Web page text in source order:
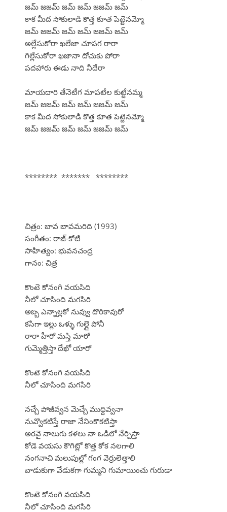
జమ్ జజమ్ జమ్ జమ్ జజమ్ జమ్
కాక మీద సోకులాడి కొత్త కూత పెట్టెనమ్మో
జమ్ జజమ్ జమ్ జమ్ జజమ్ జమ్
అల్లేసుకోరా ఖలేజా చూపగ రారా
గిల్లేసుకోరా ఖజానా దోచుకు పోరా
పదహారు ఈడు నాది నీదేరా
మాయదారి తేనెటీగ మాపటేల కుట్టేనమ్మ
జమ్ జజమ్ జమ్ జమ్ జజమ్ జమ్
కాక మీద సోకులాడి కొత్త కూత పెట్టెనమ్మో
జమ్ జజమ్ జమ్ జమ్ జజమ్ జమ్
******** ******* ********
చిత్రం: బావ బావమరిది (1993)
సంగీతం: రాజ్-కోటి
సాహిత్యం: భువనచంద్ర
గానం: చిత్ర
కొంటె కోనంగి వయసిది
నీలో చూసింది మగసిరి
అబ్బ ఎన్నాల్లకో నువ్వు దొరికావురో
కసిగా ఇల్లు ఒళ్ళు గుల్లై పోనీ
రారా హీరో మస్తి మారో
గుమ్మెత్తిస్తా దేఖో యారో
కొంటె కోనంగి వయసిది
నీలో చూసింది మగసిరి
నచ్చే పోజీవ్వన మెచ్చే ముద్దివ్వనా
నువ్వొకటిస్తే రాజా నేనింకొకటిస్తా
అరవై నాలుగు కళలు నా ఒడిలో నేర్పిస్తా
కోడె వయసు కౌగిట్లో కొత్త కోక నలగాలి
నంగనాచి మలుపుల్లో గంగ వెర్రులెత్తాలి
వాడుకుగా వేడుకగా గుమ్మని గుమాయించు గురుడా
కొంటె కోనంగి వయసిది
నీలో చూసింది మగసిరి